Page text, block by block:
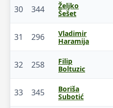
30 344
Željko
Šešet
31 296
Vladimir
Haramija
32 258
Filip
Boltuzic
33 345
Boriša
Subotić